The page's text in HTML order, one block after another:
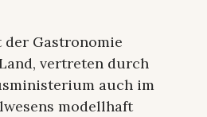
der Gastronomie
vertreten durch
auch im
modellhaft